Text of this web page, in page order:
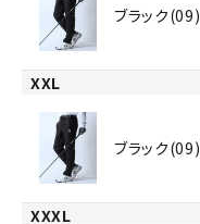
ブラック(09)
XXL
ブラック(09)
XXXL